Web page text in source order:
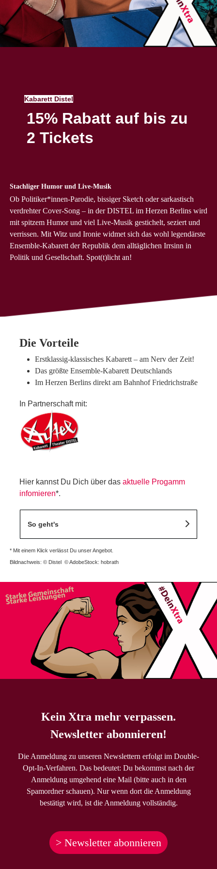
Kabarett Distel
15% Rabatt auf bis zu
2 Tickets
Stachliger Humor und Live-Musik
Ob Politiker*innen-Parodie, bissiger Sketch oder sarkastisch
verdrehter Cover-Song – in der DISTEL im Herzen Berlins wird
mit spitzem Humor und viel Live-Musik gestichelt, seziert und
verrissen. Mit Witz und Ironie widmet sich das wohl legendärste
Ensemble-Kabarett der Republik dem alltäglichen Irrsinn in
Politik und Gesellschaft. Spot(t)licht an!
Die Vorteile
Erstklassig-klassisches Kabarett – am Nerv der Zeit!
Das größte Ensemble-Kabarett Deutschlands
Im Herzen Berlins direkt am Bahnhof Friedrichstraße
In Partnerschaft mit:
Hier kannst Du Dich über das aktuelle Progamm
infomieren*.
So geht's
* Mit einem Klick verlässt Du unser Angebot.
Bildnachweis: © Distel © AdobeStock: hobrath
Kein Xtra mehr verpassen.
Newsletter abonnieren!
Die Anmeldung zu unseren Newslettern erfolgt im Double-
Opt-In-Verfahren. Das bedeutet: Du bekommst nach der
Anmeldung umgehend eine Mail (bitte auch in den
Spamordner schauen). Nur wenn dort die Anmeldung
bestätigt wird, ist die Anmeldung vollständig.
> Newsletter abonnieren